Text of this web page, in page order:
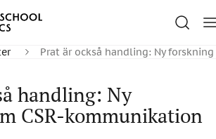
Prat är också handling: Ny
handling: Ny
CSR-kommunikation